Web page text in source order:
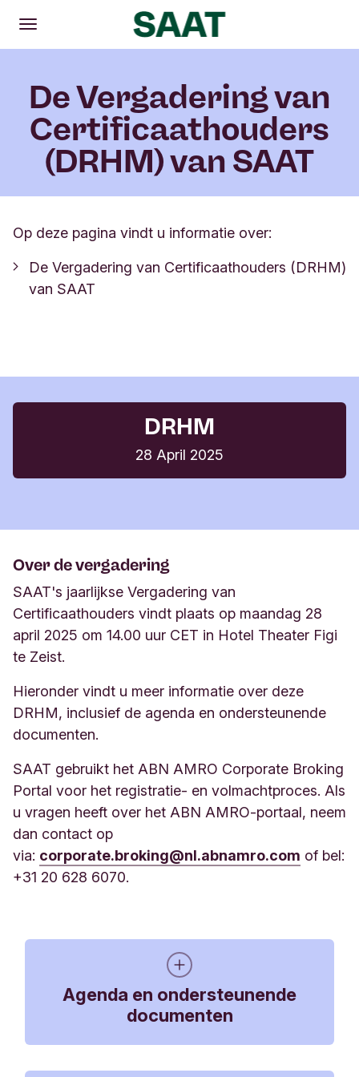
Openen
Hoofdmenu
De Vergadering van
Certificaathouders
(DRHM) van SAAT
Op deze pagina vindt u informatie over:
De Vergadering van Certificaathouders (DRHM)
van SAAT
DRHM
28 April 2025
Over de vergadering
SAAT's jaarlijkse Vergadering van
Certificaathouders vindt plaats op maandag 28
april 2025 om 14.00 uur CET in Hotel Theater Figi
te Zeist.
Hieronder vindt u meer informatie over deze
DRHM, inclusief de agenda en ondersteunende
documenten.
SAAT gebruikt het ABN AMRO Corporate Broking
Portal voor het registratie- en volmachtproces. Als
u vragen heeft over het ABN AMRO-portaal, neem
dan contact op
via: corporate.broking@nl.abnamro.com of bel:
+31 20 628 6070.
Agenda en ondersteunende
documenten